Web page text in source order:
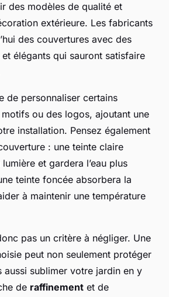
des modèles de qualité et
extérieure. Les fabricants
des couvertures avec des
élégants qui sauront satisfaire
de personnaliser certains
ou des logos, ajoutant une
installation. Pensez également
: une teinte claire
et gardera l’eau plus
teinte foncée absorbera la
à maintenir une température
pas un critère à négliger. Une
peut non seulement protéger
aussi sublimer votre jardin en y
de raffinement et de